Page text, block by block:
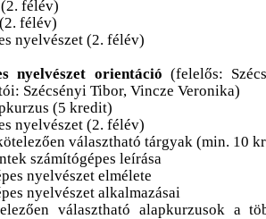
(2. félév)
félév)
nyelvészet (2. félév)
nyelvészet orientáció (felelős:
Szécsényi Tibor, Vincze Veronika)
(5 kredit)
nyelvészet (2. félév)
választható tárgyak (min. 10
számítógépes leírása
nyelvészet elmélete
nyelvészet alkalmazásai
választható alapkurzusok a